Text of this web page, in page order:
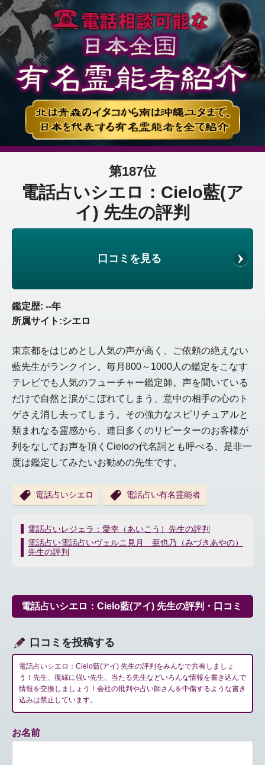
第187位
電話占いシエロ：Cielo藍(ア
イ) 先生の評判
口コミを見る
鑑定歴: --年
所属サイト:シエロ
東京都をはじめとし人気の声が高く、ご依頼の絶えない
藍先生がランクイン。毎月800～1000人の鑑定をこなす
テレビでも人気のフューチャー鑑定師。声を聞いている
だけで自然と涙がこぼれてしまう、意中の相手の心のト
ゲさえ消し去ってしまう。その強力なスピリチュアルと
類まれなる霊感から、連日多くのリピーターのお客様が
列をなしてお声を頂くCieloの代名詞とも呼べる、是非一
度は鑑定してみたいお勧めの先生です。
電話占いシエロ 電話占い有名霊能者
投
稿
ナ
シ
ョ
電話占いレジェラ：愛幸（あいこう）先生の評判
電話占い電話占いヴェルニ見月 亜也乃（みづきあやの）
先生の評判
電話占いシエロ：Cielo藍(アイ) 先生の評判・口コミ
口コミを投稿する
電話占いシエロ：Cielo藍(アイ) 先生の評判をみんなで共有しましょ
う！先生、復縁に強い先生、当たる先生などいろんな情報を書き込んで
情報を交換しましょう！会社の批判や占い師さんを中傷するような書き
込みは禁止しています。
お名前